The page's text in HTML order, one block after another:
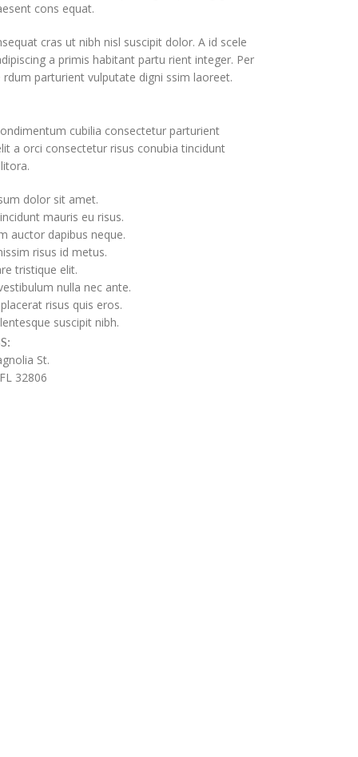
cons equat.
cras ut nibh nisl suscipit dolor. A id scele
a primis habitant partu rient integer. Per
rdum parturient vulputate digni ssim laoreet.
cubilia consectetur parturient
a orci consectetur risus conubia tincidunt
dolor sit amet.
mauris eu risus.
auctor dapibus neque.
risus id metus.
tristique elit.
nulla nec ante.
risus quis eros.
suscipit nibh.
St.
32806